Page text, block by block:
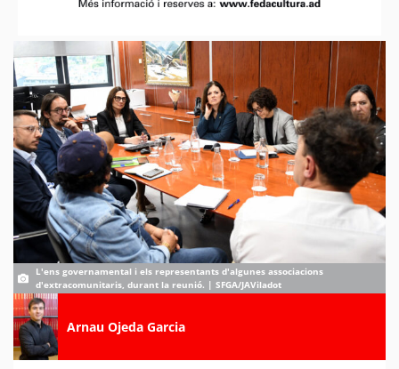
L'ens governamental i els representants d'algunes associacions
d'extracomunitaris, durant la reunió. | SFGA/JAViladot
Arnau Ojeda Garcia